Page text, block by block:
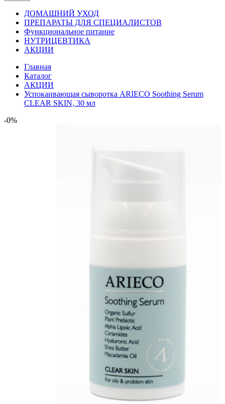
ДОМАШНИЙ УХОД
ПРЕПАРАТЫ ДЛЯ СПЕЦИАЛИСТОВ
Функциональное питание
НУТРИЦЕВТИКА
АКЦИИ
Главная
Каталог
АКЦИИ
Успокаивающая сыворотка ARIECO Soothing Serum
CLEAR SKIN, 30 мл
-0%